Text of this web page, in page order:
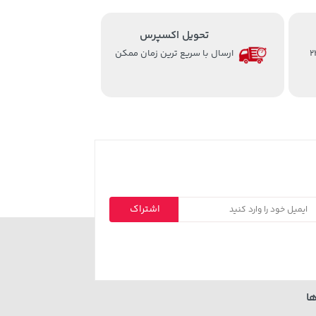
8 الی 24
تحویل اکسپرس
ارسال با سریع ترین زمان ممکن
اشتراک